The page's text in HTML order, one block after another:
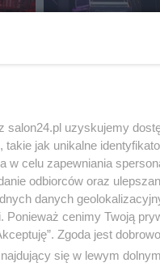
salon24.pl uzyskujemy
jak unikalne
w celu zapewniania
odbiorców oraz
danych
cenimy Twoją
Zgoda jest
się w lewym